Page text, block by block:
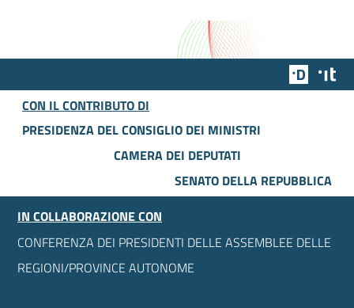
Team
CON IL CONTRIBUTO DI
PRESIDENZA DEL CONSIGLIO DEI MINISTRI
CAMERA DEI DEPUTATI
SENATO DELLA REPUBBLICA
IN COLLABORAZIONE CON
CONFERENZA DEI PRESIDENTI DELLE ASSEMBLEE DELLE
REGIONI/PROVINCE AUTONOME